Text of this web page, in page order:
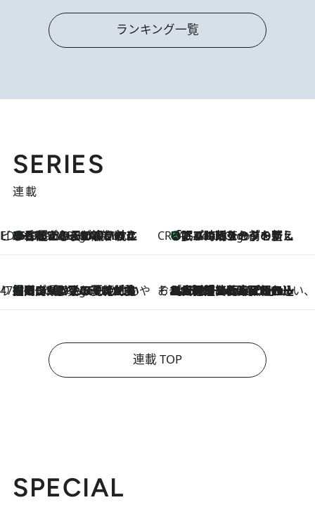
ランキング一覧
SERIES
連載
ビューティいいもの集め EDITORS' BEST
6 Hours Ago
35℃超えの日の夜、枕にひと吹き！ BAUMのルームスプレーが、ひのきの香りで心まで解きほぐす CREA'S CHOICE
6 Hours Ago
「眠る時刻をセットする」——眠りの前を整える、バルミューダの新しいアプローチ
47都道府県の手みやげ ひんやりスイーツで夏を満喫
6 Hours Ago
【岡山県】この夏絶対食べたい 冷やしておいしいおやつ3選 フルーツが主役のプリンやアイスが勢揃い そおだよおこの関西おいしい、おやつ紀行
2026.8.9
［大阪府箕面市］一皿一皿目の前で仕上げられる、料理を巧みに組み込んだアシェットデセールコース「ミチル アシェット デセール（Michiru assiette dessert）」
連載 TOP
SPECIAL